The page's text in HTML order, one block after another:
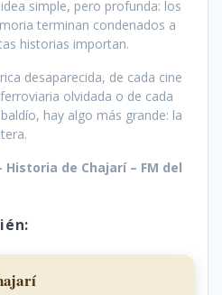
simple, pero profunda: los
terminan condenados a
historias importan.
desaparecida, de cada cine
olvidada o de cada
hay algo más grande: la
de Chajarí – FM del